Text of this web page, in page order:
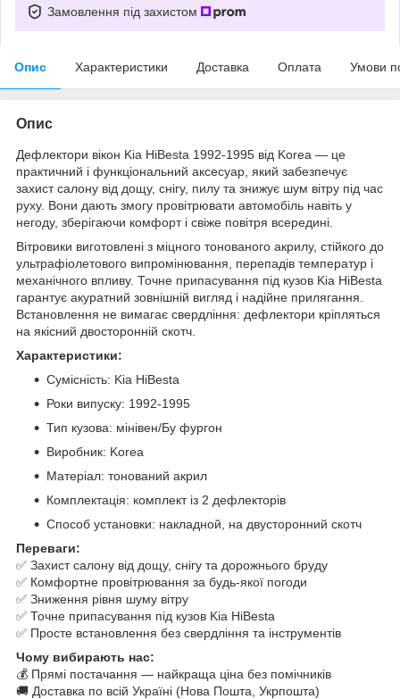
Замовлення під захистом
Опис Характеристики Доставка Оплата Умови
Опис
Дефлектори вікон Kia HiBesta 1992-1995 від Korea — це
практичний і функціональний аксесуар, який забезпечує
захист салону від дощу, снігу, пилу та знижує шум вітру під час
руху. Вони дають змогу провітрювати автомобіль навіть у
негоду, зберігаючи комфорт і свіже повітря всередині.
Вітровики виготовлені з міцного тонованого акрилу, стійкого до
ультрафіолетового випромінювання, перепадів температур і
механічного впливу. Точне припасування під кузов Kia HiBesta
гарантує акуратний зовнішній вигляд і надійне прилягання.
Встановлення не вимагає свердління: дефлектори кріпляться
на якісний двосторонній скотч.
Характеристики:
Сумісність: Kia HiBesta
Роки випуску: 1992-1995
Тип кузова: мінівен/Бу фургон
Виробник: Korea
Матеріал: тонований акрил
Комплектація: комплект із 2 дефлекторів
Способ установки: накладной, на двусторонний скотч
Переваги:
✅ Захист салону від дощу, снігу та дорожнього бруду
✅ Комфортне провітрювання за будь-якої погоди
✅ Зниження рівня шуму вітру
✅ Точне припасування під кузов Kia HiBesta
✅ Просте встановлення без свердління та інструментів
Чому вибирають нас:
💰 Прямі постачання — найкраща ціна без помічників
🚚 Доставка по всій Україні (Нова Пошта, Укрпошта)